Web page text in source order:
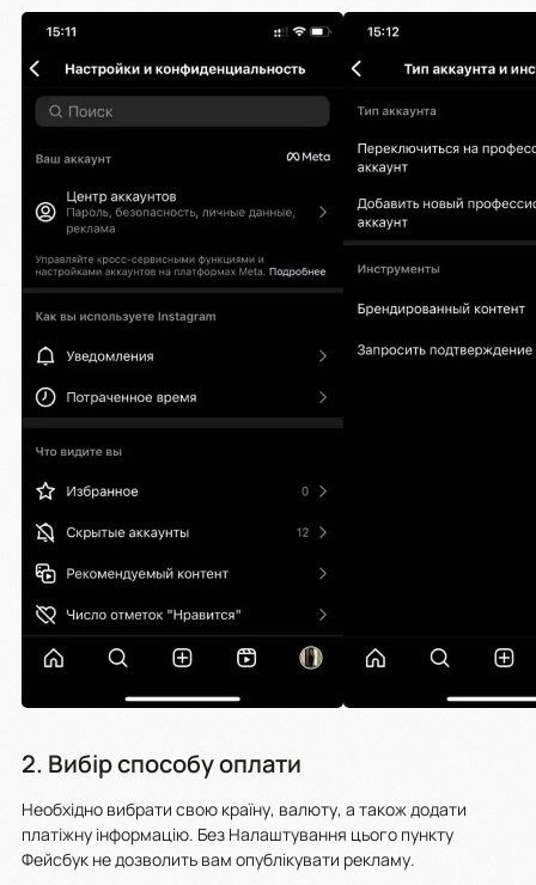
2. Вибір способу оплати
Необхідно вибрати свою країну, валюту, а також додати
платіжну інформацію. Без Налаштування цього пункту
Фейсбук не дозволить вам опублікувати рекламу.